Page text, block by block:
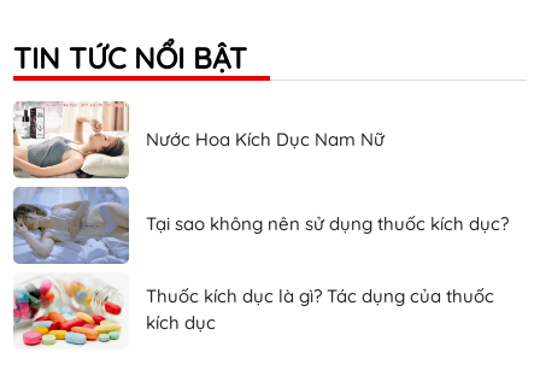
TIN TỨC NỔI BẬT
Nước Hoa Kích Dục Nam Nữ
Tại sao không nên sử dụng thuốc kích dục?
Thuốc kích dục là gì? Tác dụng của thuốc
kích dục